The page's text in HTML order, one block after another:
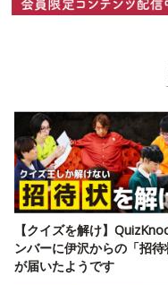
【クイズを解け】
ンバーに伊沢からの「招待
が届いたようです